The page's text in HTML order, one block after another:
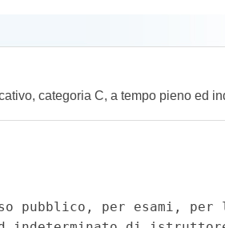
categoria C, a tempo pieno ed